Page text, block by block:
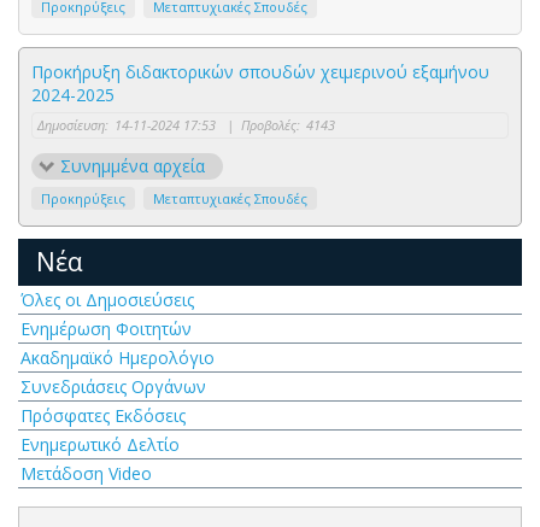
Προκηρύξεις Μεταπτυχιακές Σπουδές
Προκήρυξη διδακτορικών σπουδών χειμερινού εξαμήνου
2024-2025
Δημοσίευση: 14-11-2024 17:53 | Προβολές: 4143
Συνημμένα αρχεία
Προκηρύξεις Μεταπτυχιακές Σπουδές
Νέα
Όλες οι Δημοσιεύσεις
Ενημέρωση Φοιτητών
Ακαδημαϊκό Ημερολόγιο
Συνεδριάσεις Οργάνων
Πρόσφατες Εκδόσεις
Ενημερωτικό Δελτίο
Μετάδοση Video